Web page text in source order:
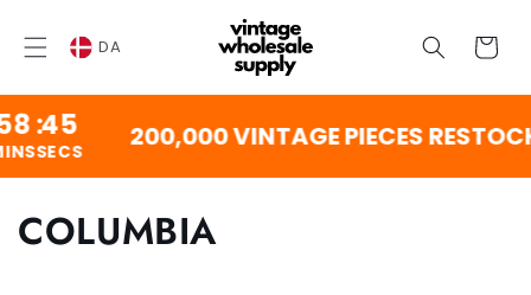
INDHOLD
Vogn
DA
:45
SECS 200,000 VINTAGE PIECES
K
COLUMBIA